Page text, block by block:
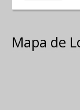
Mapa de